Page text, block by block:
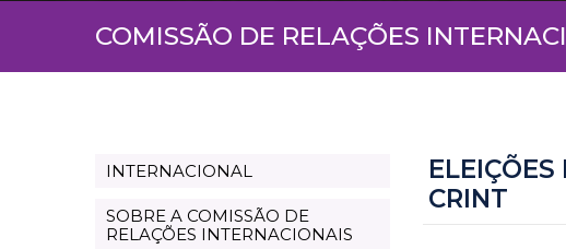
COMISSÃO DE RELAÇÕES
international
INTERNACIONAL
SOBRE A COMISSÃO DE
RELAÇÕES INTERNACIONAIS
CRINT